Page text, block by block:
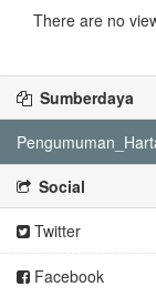
There are no
Sumberdaya
Social
Twitter
Facebook